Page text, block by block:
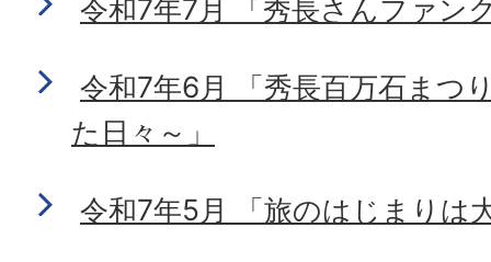
令和7年7月 「秀長さんファン
令和7年6月 「秀長百万石まつ
た日々～」
令和7年5月 「旅のはじまりは